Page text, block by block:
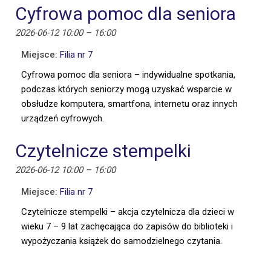
Cyfrowa pomoc dla seniora
2026-06-12 10:00– 16:00
Miejsce: Filia nr 7
Cyfrowa pomoc dla seniora – indywidualne spotkania,
podczas których seniorzy mogą uzyskać wsparcie w
obsłudze komputera, smartfona, internetu oraz innych
urządzeń cyfrowych.
Czytelnicze stempelki
2026-06-12 10:00– 16:00
Miejsce: Filia nr 7
Czytelnicze stempelki – akcja czytelnicza dla dzieci w
wieku 7 – 9 lat zachęcająca do zapisów do biblioteki i
wypożyczania książek do samodzielnego czytania.